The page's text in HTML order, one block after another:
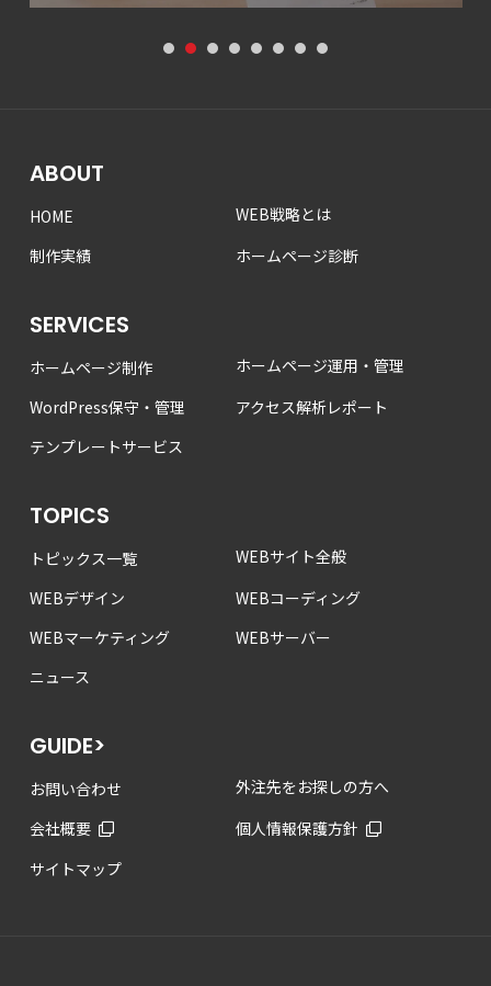
1 2 3 4 5 6 7 8
ABOUT
HOME
WEB戦略とは
制作実績
ホームページ診断
SERVICES
ホームページ制作
ホームページ運用・管理
WordPress保守・管理
アクセス解析レポート
テンプレートサービス
TOPICS
トピックス一覧
WEBサイト全般
WEBデザイン
WEBコーディング
WEBマーケティング
WEBサーバー
ニュース
GUIDE>
お問い合わせ
外注先をお探しの方へ
会社概要
個人情報保護方針
サイトマップ